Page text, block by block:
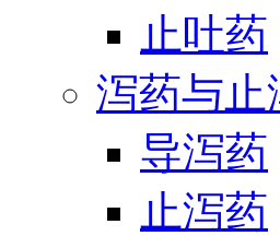
止吐药
泻药与止
导泻药
止泻药